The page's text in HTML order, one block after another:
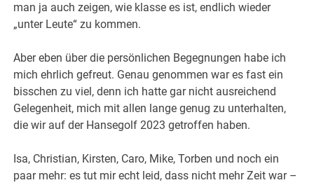
man ja auch zeigen, wie klasse es ist, endlich wieder
„unter Leute“ zu kommen.
Aber eben über die persönlichen Begegnungen habe ich
mich ehrlich gefreut. Genau genommen war es fast ein
bisschen zu viel, denn ich hatte gar nicht ausreichend
Gelegenheit, mich mit allen lange genug zu unterhalten,
die wir auf der Hansegolf 2023 getroffen haben.
Isa, Christian, Kirsten, Caro, Mike, Torben und noch ein
paar mehr: es tut mir echt leid, dass nicht mehr Zeit war –